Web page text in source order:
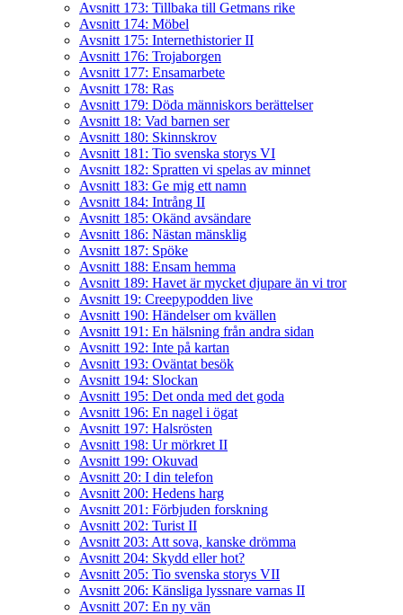
Avsnitt 173: Tillbaka till Getmans rike
Avsnitt 174: Möbel
Avsnitt 175: Internethistorier II
Avsnitt 176: Trojaborgen
Avsnitt 177: Ensamarbete
Avsnitt 178: Ras
Avsnitt 179: Döda människors berättelser
Avsnitt 18: Vad barnen ser
Avsnitt 180: Skinnskrov
Avsnitt 181: Tio svenska storys VI
Avsnitt 182: Spratten vi spelas av minnet
Avsnitt 183: Ge mig ett namn
Avsnitt 184: Intrång II
Avsnitt 185: Okänd avsändare
Avsnitt 186: Nästan mänsklig
Avsnitt 187: Spöke
Avsnitt 188: Ensam hemma
Avsnitt 189: Havet är mycket djupare än vi tror
Avsnitt 19: Creepypodden live
Avsnitt 190: Händelser om kvällen
Avsnitt 191: En hälsning från andra sidan
Avsnitt 192: Inte på kartan
Avsnitt 193: Oväntat besök
Avsnitt 194: Slockan
Avsnitt 195: Det onda med det goda
Avsnitt 196: En nagel i ögat
Avsnitt 197: Halsrösten
Avsnitt 198: Ur mörkret II
Avsnitt 199: Okuvad
Avsnitt 20: I din telefon
Avsnitt 200: Hedens harg
Avsnitt 201: Förbjuden forskning
Avsnitt 202: Turist II
Avsnitt 203: Att sova, kanske drömma
Avsnitt 204: Skydd eller hot?
Avsnitt 205: Tio svenska storys VII
Avsnitt 206: Känsliga lyssnare varnas II
Avsnitt 207: En ny vän